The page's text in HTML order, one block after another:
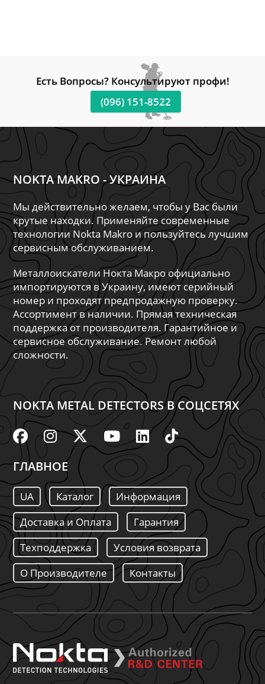
Есть Вопросы? Консультируют профи!
(096) 151-8522
NOKTA MAKRO - УКРАИНА
Мы действительно желаем, чтобы у Вас были
крутые находки. Применяйте современные
технологии Nokta Makro и пользуйтесь лучшим
сервисным обслуживанием.
Металлоискатели Нокта Макро официально
импортируются в Украину, имеют серийный
номер и проходят предпродажную проверку.
Ассортимент в наличии. Прямая техническая
поддержка от производителя. Гарантийное и
сервисное обслуживание. Ремонт любой
сложности.
NOKTA METAL DETECTORS В СОЦСЕТЯХ
ГЛАВНОЕ
UA Каталог
Информация
Доставка и Оплата
Гарантия
Техподдержка
Условия возврата
О Производителе
Контакты